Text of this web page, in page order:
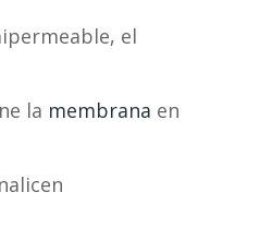
el
la membrana en